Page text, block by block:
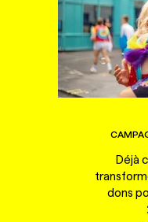
Déjà
dons